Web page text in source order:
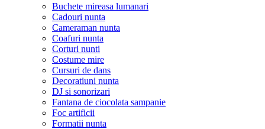
Buchete mireasa lumanari
Cadouri nunta
Cameraman nunta
Coafuri nunta
Corturi nunti
Costume mire
Cursuri de dans
Decoratiuni nunta
DJ si sonorizari
Fantana de ciocolata sampanie
Foc artificii
Formatii nunta